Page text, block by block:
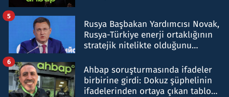
Rusya Başbakan Yardımcısı Novak,
Rusya-Türkiye enerji ortaklığının
stratejik nitelikte olduğunu
5
Ahbap soruşturmasında ifadeler
birbirine girdi: Dokuz şüphelinin
ifadelerinden ortaya çıkan tablo
6